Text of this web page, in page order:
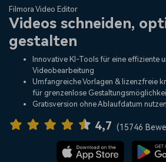
Dienstprogramme
Business
Überblick
Lösungen
Über uns
Presseraum
Support
Produkte
Plattformen
Funktionen
Assets
KI
Video/Foto
Audio
Lösungen
Video-Lösungen
Ressourcen
Video-Prompts
Über 100 heiße Video-
Hilfe-Center
Erste Schritte
Filmora Video Editor
Videos schneiden,
gestalten
Innovative KI-Tools für eine effiziente
Videobearbeitung
Umfangreiche Vorlagen & lizenzfreie
für grenzenlose
Gratisversion ohne Ablaufdatum nutzen
4,7 (15746